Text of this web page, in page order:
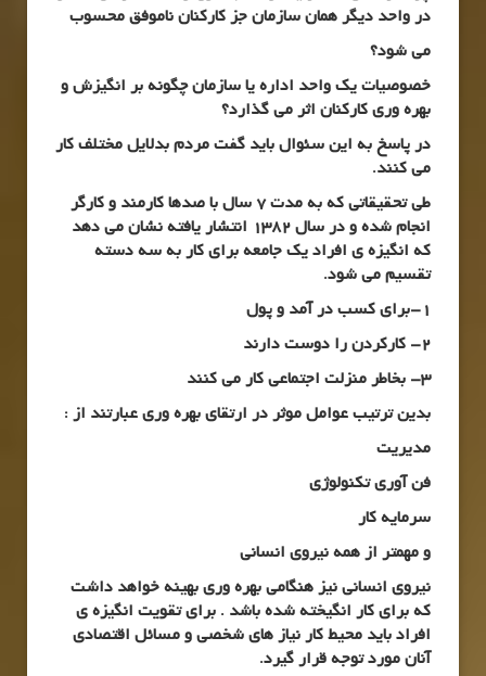
در واحد دیگر همان سازمان جز کارکنان ناموفق محسوب
می شود؟
خصوصیات یک واحد اداره یا سازمان چگونه بر انگیزش و
بهره وری کارکنان اثر می گذارد؟
در پاسخ به این سئوال باید گفت مردم بدلایل مختلف کار
می کنند.
طی تحقیقاتی که به مدت 7 سال با صدها کارمند و کارگر
انجام شده و در سال 1382 انتشار یافته نشان می دهد
که انگیزه ی افراد یک جامعه برای کار به سه دسته
تقسیم می شود.
1-برای کسب در آمد و پول
2- کارکردن را دوست دارند
3- بخاطر منزلت اجتماعی کار می کنند
بدین ترتیب عوامل موثر در ارتقای بهره وری عبارتند از :
مدیریت
فن آوری تکنولوژی
سرمایه کار
و مهمتر از همه نیروی انسانی
نیروی انسانی نیز هنگامی بهره وری بهینه خواهد داشت
که برای کار انگیخته شده باشد . برای تقویت انگیزه ی
افراد باید محیط کار نیاز های شخصی و مسائل اقتصادی
آنان مورد توجه قرار گیرد.